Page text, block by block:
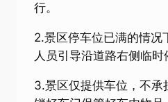
行。
2.景区停车位已满的情况
人员引导沿道路右侧临时
3.景区仅提供车位，不承